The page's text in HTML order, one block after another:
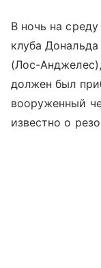
В ночь на
клуба
(Лос-
должен был
вооруженный
известно о